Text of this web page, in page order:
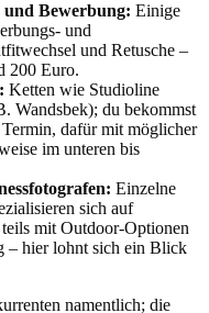
und Bewerbung: Einige
und
und Retusche –
200 Euro.
Ketten wie Studioline
Wandsbek); du bekommst
dafür mit möglicher
im unteren bis
Einzelne
sich auf
mit Outdoor-Optionen
– hier lohnt sich ein Blick
namentlich; die